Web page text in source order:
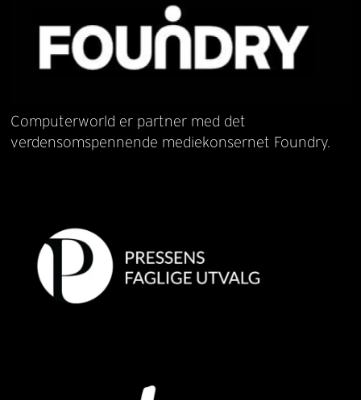
Computerworld er partner med det
verdensomspennende mediekonsernet Foundry.